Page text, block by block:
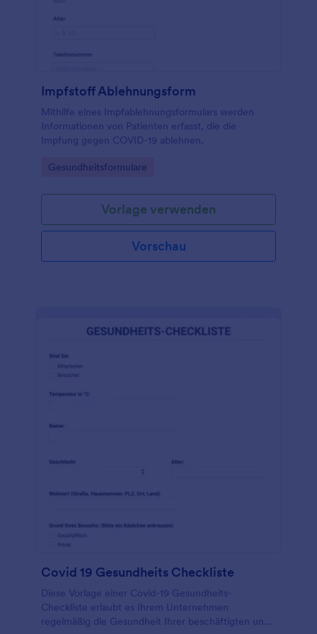
Impfstoff Ablehnungsform
Mithilfe eines Impfablehnungsformulars werden
Informationen von Patienten erfasst, die die
Impfung gegen COVID-19 ablehnen.
Go to Category:
Gesundheitsformulare
Vorlage verwenden
Vorschau
Covid 19 Gesundheits Checkliste
Diese Vorlage einer Covid-19 Gesundheits-
Checkliste erlaubt es Ihrem Unternehmen
regelmäßig die Gesundheit Ihrer beschäftigten und